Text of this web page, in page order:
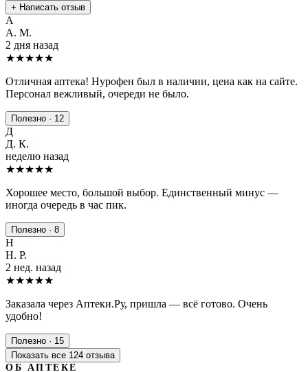
+ Написать отзыв
А
А. М.
2 дня назад
★★★★★
Отличная аптека! Нурофен был в наличии, цена как на сайте.
Персонал вежливый, очереди не было.
Полезно · 12
Д
Д. К.
неделю назад
★★★★★
Хорошее место, большой выбор. Единственный минус —
иногда очередь в час пик.
Полезно · 8
Н
Н. Р.
2 нед. назад
★★★★★
Заказала через Аптеки.Ру, пришла — всё готово. Очень
удобно!
Полезно · 15
Показать все 124 отзыва
ОБ АПТЕКЕ